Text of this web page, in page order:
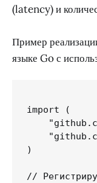
(latency) и
Пример
языке Go с
import (
)
//